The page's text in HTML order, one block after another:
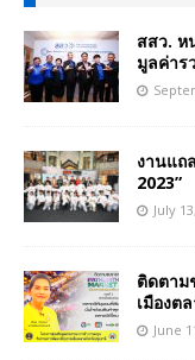
สสว. ห
มูลค่าร
งานแถ
2023”
July
ติดตาม
เมืองต
June